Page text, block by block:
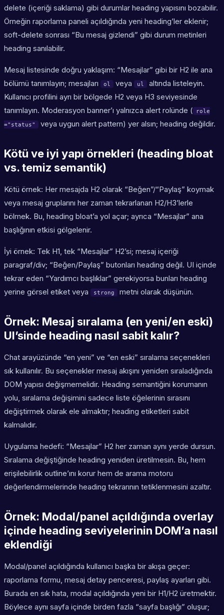
delete (içeriği saklama) gibi durumlar heading yapısını bozabilir.
Örneğin raporlama paneli açıldığında yeni heading’ler eklenir;
soft-delete sonrası “Bu mesaj gizlendi” gibi durum metinleri
heading sanılabilir.
Mesaj listesinde doğru yaklaşım: “Mesajlar” gibi bir H2 ile ana
bölümü tanımlayın; mesajları
ol veya ul
altında listeleyin.
Kullanıcı profilini ayrı bir bölgede H2 veya H3 seviyesinde
tanımlayın. Moderasyon banner’ı yalnızca alert rolünde (
role
="status" veya uygun alert pattern) yer alsın; heading değildir.
Kötü ve iyi yapı örnekleri (heading bloat
vs. temiz semantik)
Kötü örnek: Her mesajda H2 olarak “Beğen”/“Paylaş” koymak
veya mesaj gruplarını her zaman tekrarlanan H2/H3’lerle
bölmek. Bu, heading bloat’a yol açar; ayrıca “Mesajlar” ana
başlığının etkisi gölgelenir.
İyi örnek: Tek H1, tek “Mesajlar” H2’si; mesaj içeriği
paragraf/div; “Beğen/Paylaş” butonları heading değil. UI içinde
tekrar eden “Yardımcı başlıklar” gerekiyorsa bunları heading
yerine görsel etiket veya
strong metni olarak düşünün.
Örnek: Mesaj sıralama (en yeni/en eski)
UI’sinde heading nasıl sabit kalır?
Chat arayüzünde “en yeni” ve “en eski” sıralama seçenekleri
sık kullanılır. Bu seçenekler mesaj akışını yeniden sıraladığında
DOM yapısı değişmemelidir. Heading semantiğini korumanın
yolu, sıralama değişimini sadece liste öğelerinin sırasını
değiştirmek olarak ele almaktır; heading etiketleri sabit
kalmalıdır.
Uygulama hedefi: “Mesajlar” H2 her zaman aynı yerde dursun.
Sıralama değiştiğinde heading yeniden üretilmesin. Bu, hem
erişilebilirlik outline’ını korur hem de arama motoru
değerlendirmelerinde heading tekrarının tetiklenmesini azaltır.
Örnek: Modal/panel açıldığında overlay
içinde heading seviyelerinin DOM’a nasıl
eklendiği
Modal/panel açıldığında kullanıcı başka bir akışa geçer:
raporlama formu, mesaj detay penceresi, paylaş ayarları gibi.
Burada en sık hata, modal açıldığında yeni bir H1/H2 üretmektir.
Böylece aynı sayfa içinde birden fazla “sayfa başlığı” oluşur;